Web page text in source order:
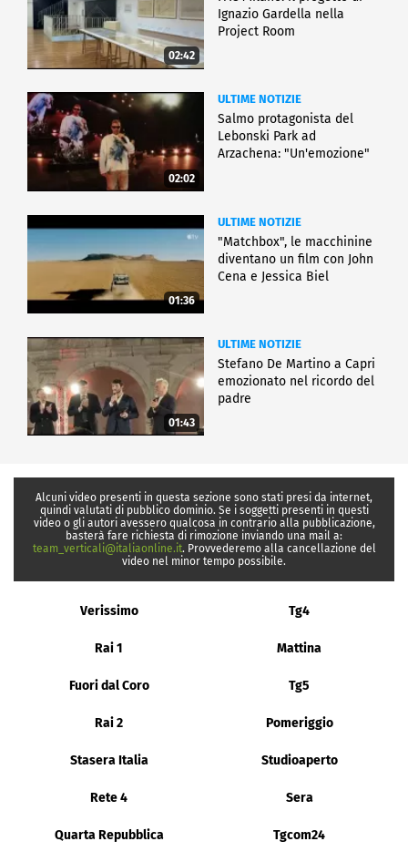
02:42
Ignazio Gardella nella
Project Room
02:02
ULTIME NOTIZIE
Salmo protagonista del
Lebonski Park ad
Arzachena: "Un'emozione"
01:36
ULTIME NOTIZIE
"Matchbox", le macchinine
diventano un film con John
Cena e Jessica Biel
01:43
ULTIME NOTIZIE
Stefano De Martino a Capri
emozionato nel ricordo del
padre
Alcuni video presenti in questa sezione sono stati presi da internet,
quindi valutati di pubblico dominio. Se i soggetti presenti in questi
video o gli autori avessero qualcosa in contrario alla pubblicazione,
basterà fare richiesta di rimozione inviando una mail a:
team_verticali@italiaonline.it. Provvederemo alla cancellazione del
video nel minor tempo possibile.
Verissimo Tg4
Rai 1 Mattina
Fuori dal Coro Tg5
Rai 2 Pomeriggio
Stasera Italia Studioaperto
Rete 4 Sera
Quarta Repubblica Tgcom24